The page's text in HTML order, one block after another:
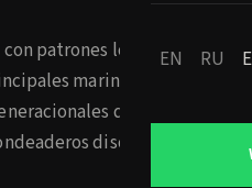
EN RU
patrones locales
marinas de
que
discretos